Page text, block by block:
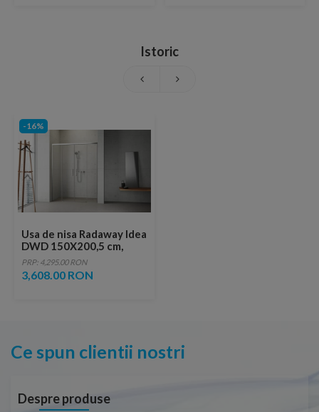
Istoric
-16%
Usa de nisa Radaway Idea
DWD 150X200,5 cm,
sticla transparenta
PRP: 4,295.00 RON
3,608.00 RON
Ce spun clientii nostri
Despre produse